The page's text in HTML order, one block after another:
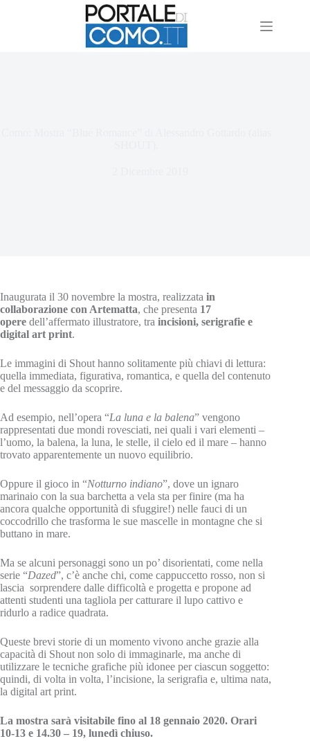
Inaugurata il 30 novembre la mostra, realizzata in
collaborazione con Artematta, che presenta 17
opere dell’affermato illustratore, tra incisioni, serigrafie e
digital art print.
Le immagini di Shout hanno solitamente più chiavi di lettura:
quella immediata, figurativa, romantica, e quella del contenuto
e del messaggio da scoprire.
Ad esempio, nell’opera “La luna e la balena” vengono
rappresentati due mondi rovesciati, nei quali i vari elementi –
l’uomo, la balena, la luna, le stelle, il cielo ed il mare – hanno
trovato apparentemente un nuovo equilibrio.
Oppure il gioco in “Notturno indiano”, dove un ignaro
marinaio con la sua barchetta a vela sta per finire (ma ha
ancora qualche opportunità di sfuggire!) nelle fauci di un
coccodrillo che trasforma le sue mascelle in montagne che si
buttano in mare.
Ma se alcuni personaggi sono un po’ disorientati, come nella
serie “Dazed”, c’è anche chi, come cappuccetto rosso, non si
lascia sorprendere dalle difficoltà e progetta e propone ad
attenti studenti una tagliola per catturare il lupo cattivo e
ridurlo a radice quadrata.
Queste brevi storie di un momento vivono anche grazie alla
capacità di Shout non solo di immaginarle, ma anche di
utilizzare le tecniche grafiche più idonee per ciascun soggetto:
quindi, di volta in volta, l’incisione, la serigrafia e, ultima nata,
la digital art print.
La mostra sarà visitabile fino al 18 gennaio 2020. Orari
10-13 e 14.30 – 19, lunedì chiuso.